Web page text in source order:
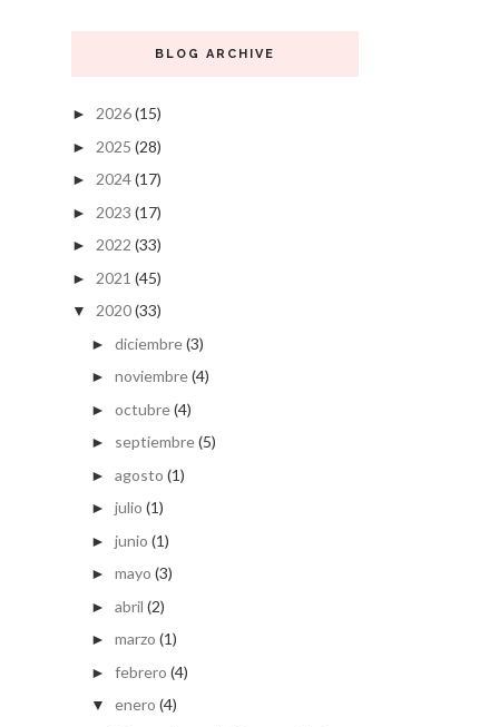
BLOG ARCHIVE
► 2026(15)
► 2025 (28)
► 2024(17)
► 2023 (17)
► 2022 (33)
► 2021 (45)
▼ 2020(33)
► diciembre(3)
► noviembre(4)
► octubre(4)
► septiembre(5)
► agosto (1)
► julio (1)
► junio (1)
► mayo (3)
► abril (2)
► marzo (1)
► febrero (4)
▼ enero (4)